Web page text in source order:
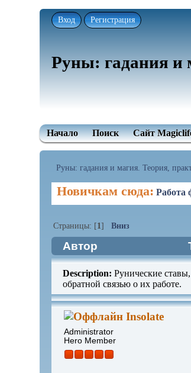
Вход Регистрация
Руны: гадания и
Начало Поиск Сайт
Руны: гадания и магия. Теория,
Новичкам сюда: Работа
Страницы: [1]Вниз
Автор
Description: Рунические
обратной связью о их работе.
Insolate
Administrator
Hero Member